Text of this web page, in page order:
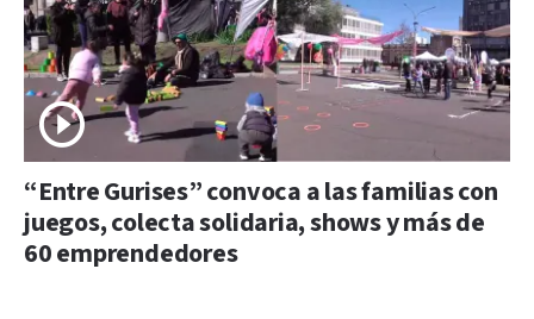
“Entre Gurises” convoca a las familias con
juegos, colecta solidaria, shows y más de
60 emprendedores